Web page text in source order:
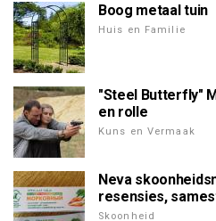
Boog metaal tuin
Huis en Familie
"Steel Butterfly"
en rolle
Kuns en Vermaak
Neva
resensies,
Skoonheid